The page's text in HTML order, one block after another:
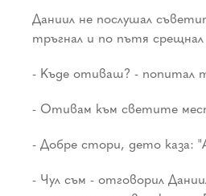
Даниил не послушал
тръгнал и по пътя
- Къде отиваш? - попитал
- Отивам към светите
- Добре стори, дето каза:
- Чул съм - отговорил